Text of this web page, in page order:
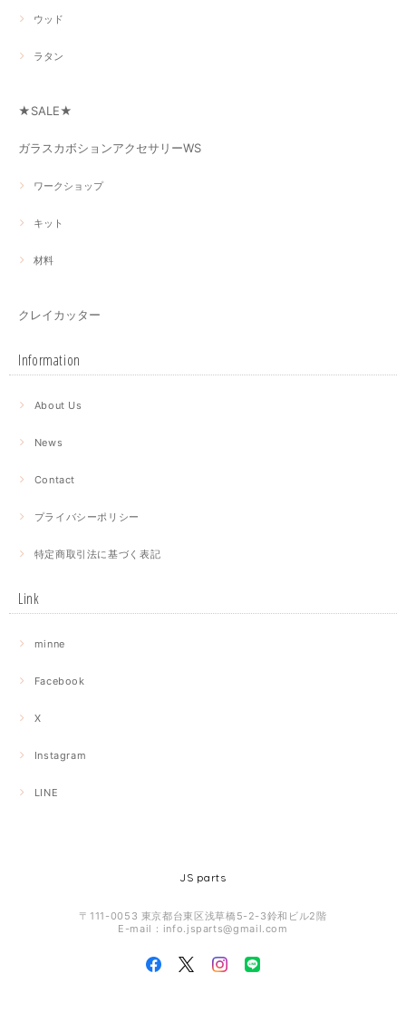
ウッド
ラタン
★SALE★
ガラスカボションアクセサリーWS
ワークショップ
キット
材料
クレイカッター
Information
About Us
News
Contact
プライバシーポリシー
特定商取引法に基づく表記
Link
minne
Facebook
X
Instagram
LINE
JS parts
〒111-0053 東京都台東区浅草橋5-2-3鈴和ビル2階
E-mail： info.jsparts@gmail.com